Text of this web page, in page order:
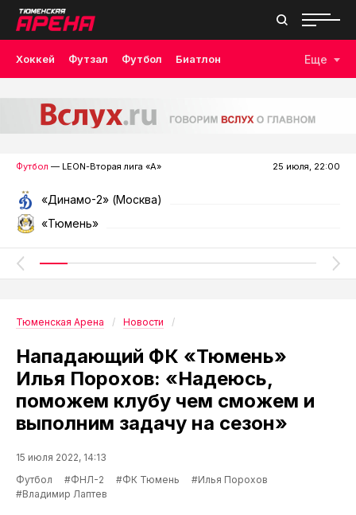
Хоккей Футзал Футбол Биатлон Еще
Футбол — LEON-Вторая лига «А» 25 июля, 22:00
«Динамо-2» (Москва)
«Тюмень»
Тюменская Арена Новости
Нападающий ФК «Тюмень»
Илья Порохов: «Надеюсь,
поможем клубу чем сможем и
выполним задачу на сезон»
15 июля 2022, 14:13
Футбол
#ФНЛ-2 #ФК Тюмень
#Илья Порохов
#Владимир Лаптев